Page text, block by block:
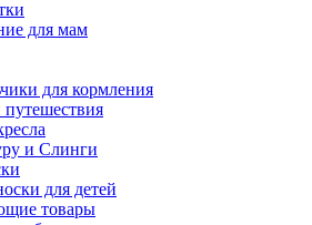
для мам
для кормления
и Слинги
для детей
товары